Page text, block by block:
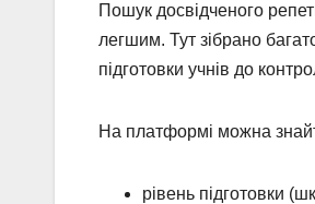
Пошук досвідченого
легшим. Тут зібрано
підготовки учнів до
На платформі можна
рівень підготовки